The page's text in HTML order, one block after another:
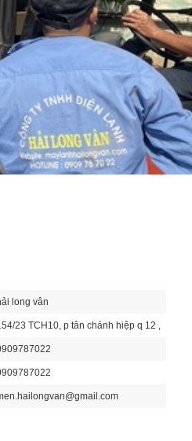
long vân
23 TCH10, p tân chánh hiệp q 12 ,